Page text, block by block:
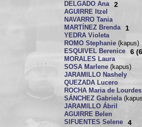
DELGADO Ana 2
AGUIRRE Itzel
NAVARRO Tania
MARTÍNEZ Brenda
1
YEDRA Violeta
ROMO Stephanie (kapus)
ESQUIVEL Berenice
6
MORALES Laura
SOSA Marlene (kapus)
JARAMILLO Nashely
QUEZADA Lucero
ROCHA Maria de Lourdes
SÁNCHEZ Gabriela
JARAMILLO Ábril
AGUIRRE Belen
SIFUENTES Selene
4